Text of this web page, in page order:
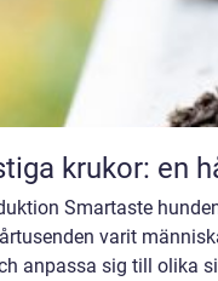
krukor: en
Smartaste
varit
anpassa sig till olika